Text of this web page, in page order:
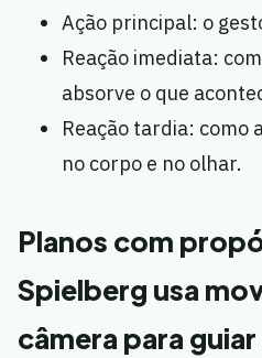
Ação principal: o
Reação imediata:
absorve o que
Reação tardia: como
no corpo e no olhar.
Planos com
Spielberg usa
câmera para